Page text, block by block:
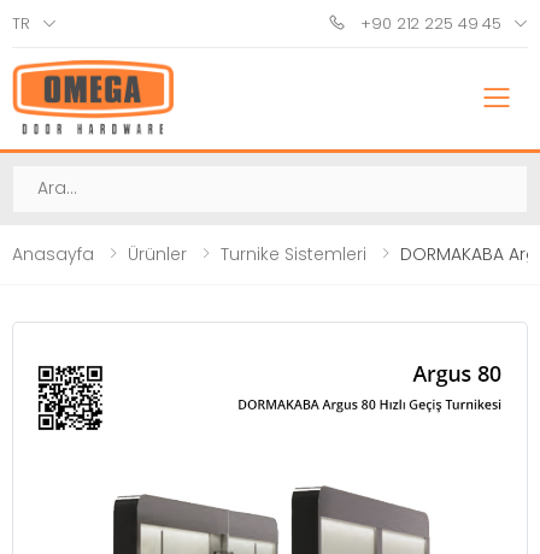
TR +90 212 225 49 45
Ara
Anasayfa Ürünler Turnike Sistemleri DORMAKABA